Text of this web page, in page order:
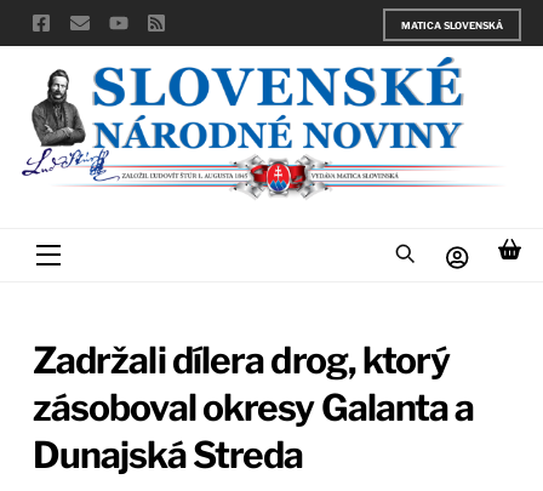
Skip
to
content
MATICA SLOVENSKÁ
Menu
Zadržali dílera drog, ktorý
zásoboval okresy Galanta a
Dunajská Streda